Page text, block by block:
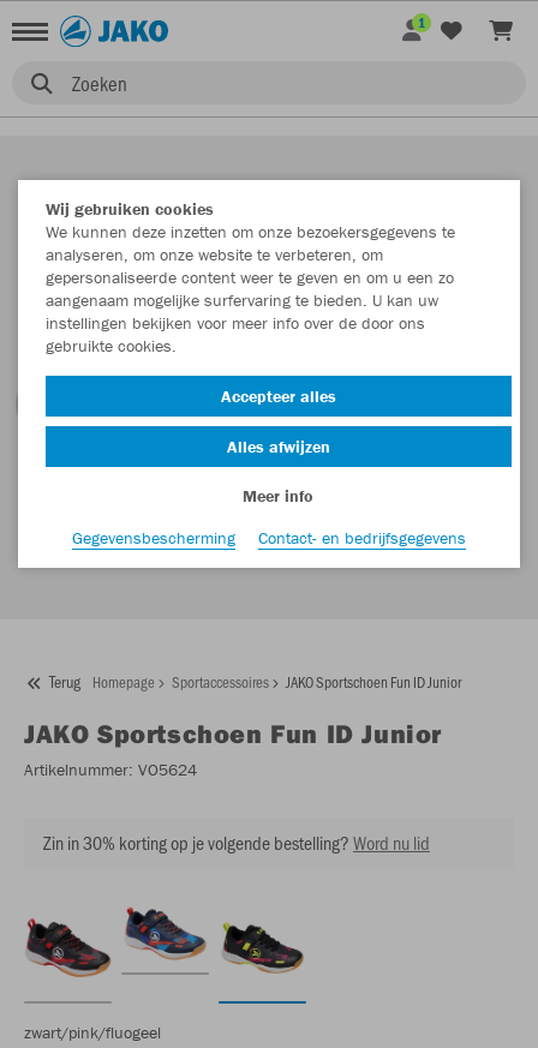
Zoeken
1
Terug Homepage Sportaccessoires JAKO Sportschoen Fun ID Junior
JAKO Sportschoen Fun ID Junior
Artikelnummer: VO5624
Zin in 30% korting op je volgende bestelling?Word nu lid
zwart/pink/fluogeel
Wij gebruiken cookies
We kunnen deze inzetten om onze bezoekersgegevens te
analyseren, om onze website te verbeteren, om
gepersonaliseerde content weer te geven en om u een zo
aangenaam mogelijke surfervaring te bieden. U kan uw
instellingen bekijken voor meer info over de door ons
gebruikte cookies.
Accepteer alles
Alles afwijzen
Meer info
Gegevensbescherming
Contact- en bedrijfsgegevens